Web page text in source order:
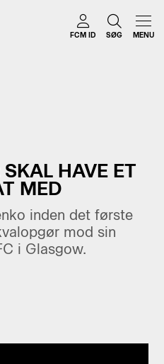
FCM ID SØG MENU
HAVE ET
MED
inden det første
mod sin
i Glasgow.